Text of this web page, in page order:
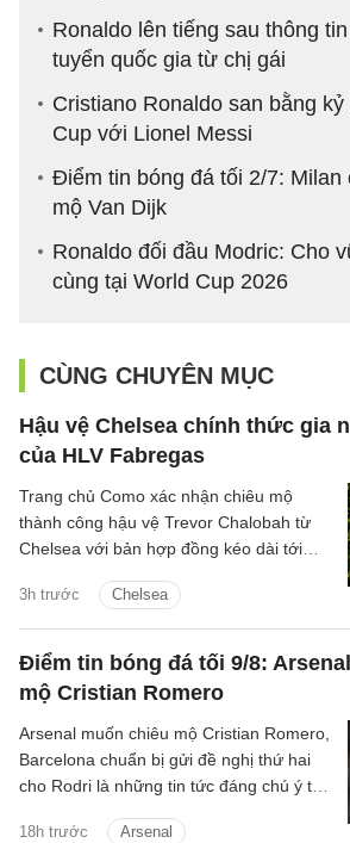
Ronaldo lên tiếng sau thông
tuyển quốc gia từ chị gái
Cristiano Ronaldo san bằng kỷ
Cup với Lionel Messi
Điểm tin bóng đá tối 2/7: Milan
mộ Van Dijk
Ronaldo đối đầu Modric: Cho
cùng tại World Cup 2026
CÙNG CHUYÊN MỤC
Hậu vệ Chelsea chính thức gia
của HLV Fabregas
3h trước Chelsea
Trang chủ Como xác nhận chiêu mộ
thành công hậu vệ Trevor Chalobah từ
Chelsea với bản hợp đồng kéo dài tới
Điểm tin bóng đá tối 9/8:
mộ Cristian Romero
18h trước Arsenal
Arsenal muốn chiêu mộ Cristian Romero,
Barcelona chuẩn bị gửi đề nghị thứ hai
cho Rodri là những tin tức đáng chú ý tối